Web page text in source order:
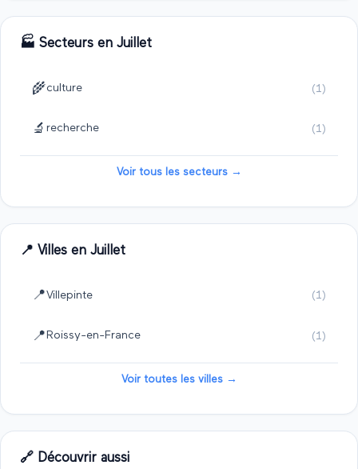
🏭 Secteurs en Juillet
🌾culture (1)
🔬 recherche (1)
Voir tous les secteurs →
📍 Villes en Juillet
📍Villepinte (1)
📍 Roissy-en-France (1)
Voir toutes les villes →
🔗 Découvrir aussi